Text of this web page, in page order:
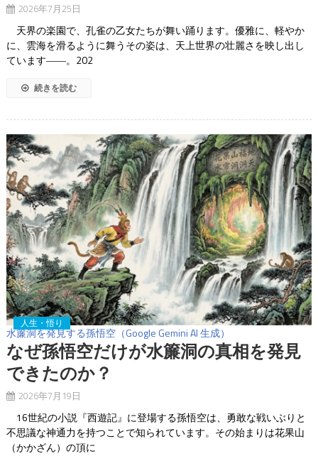
2026年7月25日
天界の楽園で、孔雀の乙女たちが舞い踊ります。優雅に、軽やか
に、雲海を滑るように舞うその姿は、天上世界の壮麗さを映し出し
ています――。202
続きを読む
水簾洞を発見する孫悟空（Google Gemini AI 生成）
人生・悟り
なぜ孫悟空だけが水簾洞の真相を発見
できたのか？
2026年7月19日
16世紀の小説『西遊記』に登場する孫悟空は、勇敢な戦いぶりと
不思議な神通力を持つことで知られています。その始まりは花果山
（かかざん）の頂に